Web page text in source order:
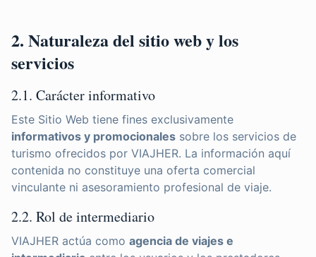
2. Naturaleza del sitio web y los
servicios
2.1. Carácter informativo
Este Sitio Web tiene fines exclusivamente
informativos y promocionales sobre los servicios de
turismo ofrecidos por VIAJHER. La información aquí
contenida no constituye una oferta comercial
vinculante ni asesoramiento profesional de viaje.
2.2. Rol de intermediario
VIAJHER actúa como agencia de viajes e